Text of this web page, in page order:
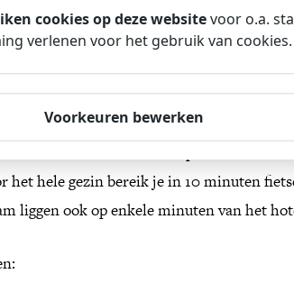
gedesinfecteerd touchpanels bedien je
de kamer en een kluis voor het opbergen
24/7 snacks en gekoelde drankjes mee
het hele gezin bereik je in 10 minuten
liggen ook op enkele minuten van het
cookies op deze websitevoor o.a.
verlenen voor het gebruik van
Voorkeuren bewerken